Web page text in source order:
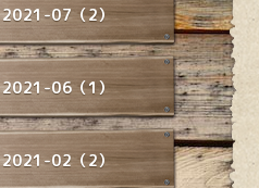
2021-07（2）
2021-06（1）
2021-02（2）